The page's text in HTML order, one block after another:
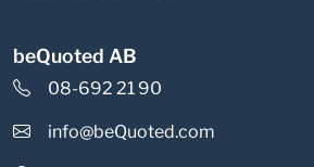
beQuoted AB
08-692 21 90
info@beQuoted.com